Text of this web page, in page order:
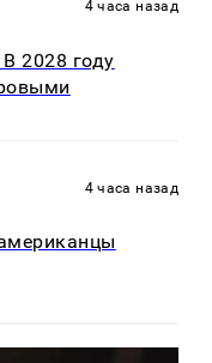
4 часа назад
2028 году
4 часа назад